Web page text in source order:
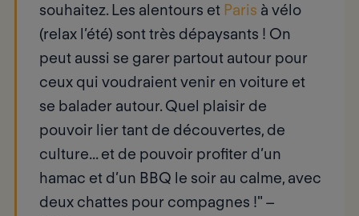
souhaitez. Les alentours et Paris à vélo
(relax l’été) sont très dépaysants ! On
peut aussi se garer partout autour pour
ceux qui voudraient venir en voiture et
se balader autour. Quel plaisir de
pouvoir lier tant de découvertes, de
culture... et de pouvoir profiter d’un
hamac et d’un BBQ le soir au calme, avec
deux chattes pour compagnes !" –